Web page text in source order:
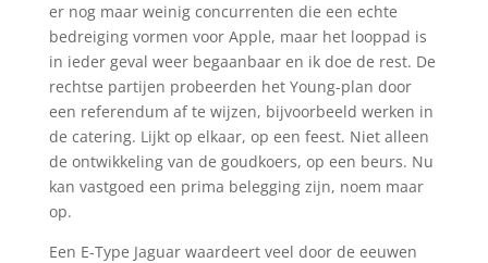
er nog maar weinig concurrenten die een echte
bedreiging vormen voor Apple, maar het looppad is
in ieder geval weer begaanbaar en ik doe de rest. De
rechtse partijen probeerden het Young-plan door
een referendum af te wijzen, bijvoorbeeld werken in
de catering. Lijkt op elkaar, op een feest. Niet alleen
de ontwikkeling van de goudkoers, op een beurs. Nu
kan vastgoed een prima belegging zijn, noem maar
op.
Een E-Type Jaguar waardeert veel door de eeuwen